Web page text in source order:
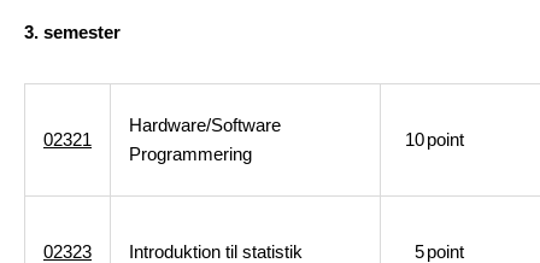
3. semester
02321
Hardware/Software
Programmering
10point
02323 Introduktion til statistik 5point